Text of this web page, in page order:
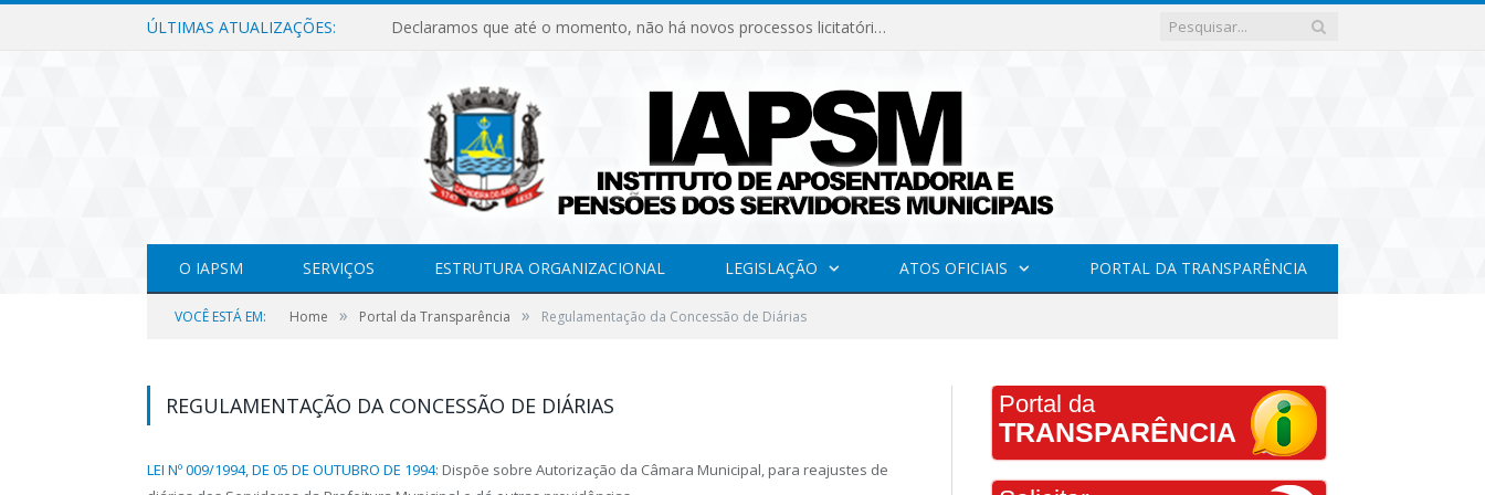
ÚLTIMAS ATUALIZAÇÕES: Declaramos que até o momento, não há novos processos licitatórios para o Instituto de Previdência no ano de 2026.
O IAPSM SERVIÇOS ESTRUTURA ORGANIZACIONAL LEGISLAÇÃO ATOS OFICIAIS PORTAL DA TRANSPARÊNCIA
VOCÊ ESTÁ EM: Home » Portal da Transparência » Regulamentação da Concessão de Diárias
REGULAMENTAÇÃO DA CONCESSÃO DE DIÁRIAS
LEI Nº 009/1994, DE 05 DE OUTUBRO DE 1994: Dispõe sobre Autorização da Câmara Municipal, para reajustes de
Portal da
TRANSPARÊNCIA